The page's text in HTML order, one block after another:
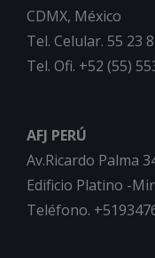
CDMX, México
Tel. Celular. 55 23
Tel. Ofi. +52 (55)
AFJ PERÚ
Av.Ricardo Palma
Edificio Platino -
Teléfono.